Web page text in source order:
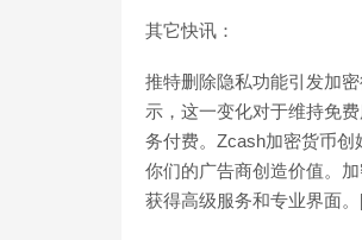
其它快讯：
推特删除隐私功能引发加
示，这一变化对于维持免
务付费。Zcash加密货币
你们的广告商创造价值。
获得高级服务和专业界面。